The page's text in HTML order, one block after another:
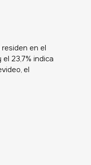
en el
23,7% indica
el